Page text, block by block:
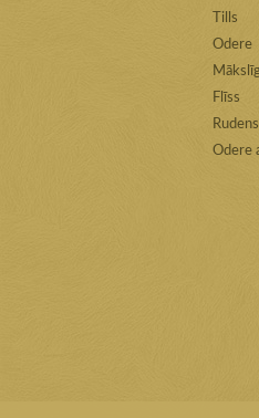
Tills
Odere
Flīss
Odere